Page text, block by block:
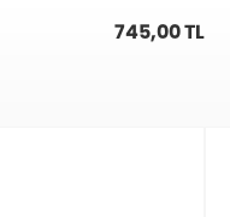
745,00 TL